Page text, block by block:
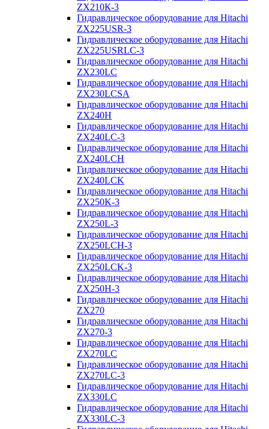
ZX210К-3
Гидравлическое оборудование для Hitachi
ZX225USR-3
Гидравлическое оборудование для Hitachi
ZX225USRLC-3
Гидравлическое оборудование для Hitachi
ZX230LC
Гидравлическое оборудование для Hitachi
ZX230LCSA
Гидравлическое оборудование для Hitachi
ZX240H
Гидравлическое оборудование для Hitachi
ZX240LC-3
Гидравлическое оборудование для Hitachi
ZX240LCH
Гидравлическое оборудование для Hitachi
ZX240LCK
Гидравлическое оборудование для Hitachi
ZX250K-3
Гидравлическое оборудование для Hitachi
ZX250L-3
Гидравлическое оборудование для Hitachi
ZX250LCH-3
Гидравлическое оборудование для Hitachi
ZX250LCK-3
Гидравлическое оборудование для Hitachi
ZX250Н-3
Гидравлическое оборудование для Hitachi
ZX270
Гидравлическое оборудование для Hitachi
ZX270-3
Гидравлическое оборудование для Hitachi
ZX270LC
Гидравлическое оборудование для Hitachi
ZX270LC-3
Гидравлическое оборудование для Hitachi
ZX330LC
Гидравлическое оборудование для Hitachi
ZX330LC-3